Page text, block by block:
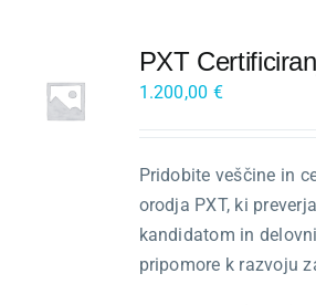
PXT
1.200,00 €
Pridobite veščine in
orodja PXT, ki
kandidatom in
pripomore k razvoju